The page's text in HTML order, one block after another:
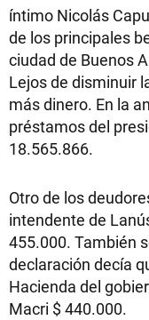
íntimo Nicolás
de los principales
ciudad de Buenos
Lejos de disminuir
más dinero. En la
préstamos del
18.565.866.
Otro de los
intendente de
455.000. También
declaración decía
Hacienda del
Macri $ 440.000.